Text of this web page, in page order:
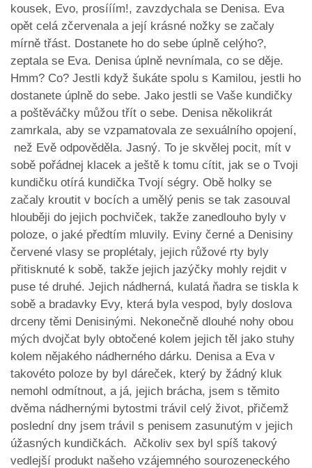
kousek, Evo, prosííím!, zavzdychala se Denisa. Eva
opět celá zčervenala a její krásné nožky se začaly
mírně třást. Dostanete ho do sebe úplně celýho?,
zeptala se Eva. Denisa úplně nevnímala, co se děje.
Hmm? Co? Jestli když šukáte spolu s Kamilou, jestli ho
dostanete úplně do sebe. Jako jestli se Vaše kundičky
a poštěváčky můžou třít o sebe. Denisa několikrát
zamrkala, aby se vzpamatovala ze sexuálního opojení,
než Evě odpověděla. Jasný. To je skvělej pocit, mít v
sobě pořádnej klacek a ještě k tomu cítit, jak se o Tvoji
kundičku otírá kundička Tvojí ségry. Obě holky se
začaly kroutit v bocích a umělý penis se tak zasouval
hlouběji do jejich pochviček, takže zanedlouho byly v
poloze, o jaké předtím mluvily. Eviny černé a Denisiny
červené vlasy se proplétaly, jejich růžové rty byly
přitisknuté k sobě, takže jejich jazýčky mohly rejdit v
puse té druhé. Jejich nádherná, kulatá ňadra se tiskla k
sobě a bradavky Evy, která byla vespod, byly doslova
drceny těmi Denisinými. Nekonečně dlouhé nohy obou
mých dvojčat byly obtočené kolem jejich těl jako stuhy
kolem nějakého nádherného dárku. Denisa a Eva v
takovéto poloze by byl dáreček, který by žádný kluk
nemohl odmítnout, a já, jejich brácha, jsem s těmito
dvěma nádhernými bytostmi trávil celý život, přičemž
poslední dny jsem trávil s penisem zasunutým v jejich
úžasných kundičkách. Ačkoliv sex byl spíš takový
vedlejší produkt našeho vzájemného sourozeneckého